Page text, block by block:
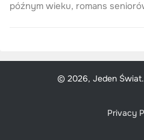
późnym wieku, romans
© 2026, Jeden
Privacy